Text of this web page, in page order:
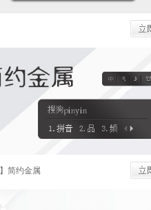
简约金属